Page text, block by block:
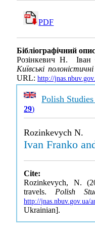
PDF
Бібліографічний
Розінкевич Н. Іван
Київські
URL: http://
Polish
29)
Rozinkevych N.
Ivan Franko
Cite:
Rozinkevych, N.
travels. Polish
http://jnas.nbuv.gov.ua/
Ukrainian].